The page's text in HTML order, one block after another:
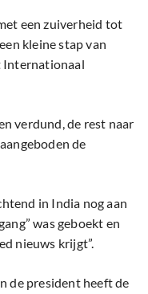
een zuiverheid tot
kleine stap van
Internationaal
verdund, de rest naar
de
in India nog aan
was geboekt en
nieuws krijgt”.
de president heeft de